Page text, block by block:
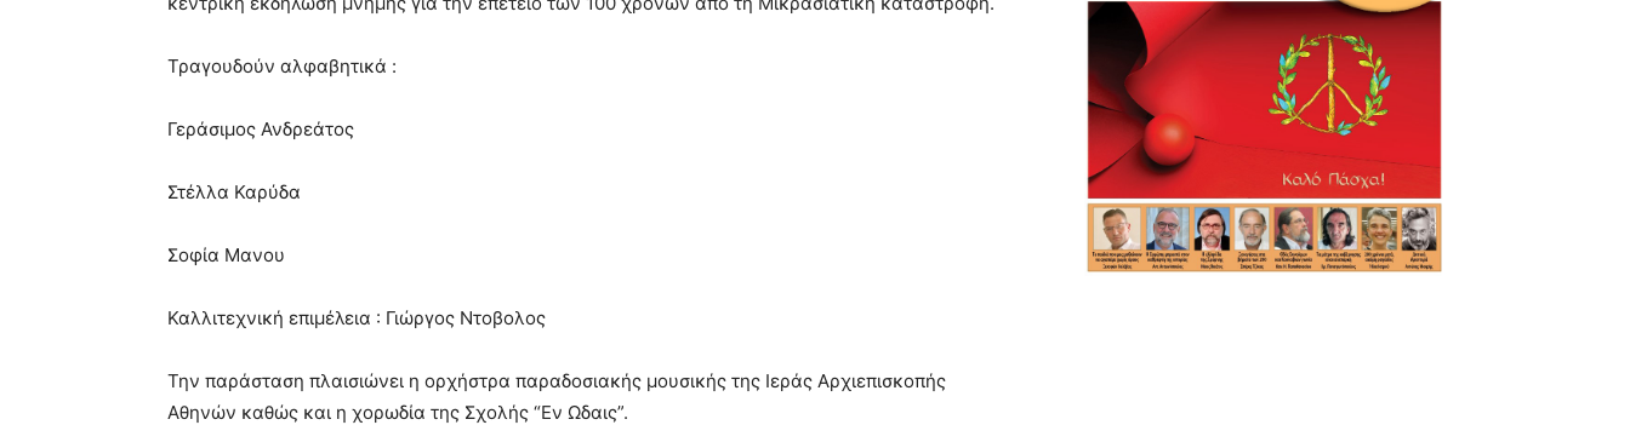
very
cam
brandi
teaches
meaning
pain.
hd
porn
Τραγουδούν αλφαβητικά :
Γεράσιμος Ανδρεάτος
Στέλλα Καρύδα
Σοφία Μανου
Καλλιτεχνική επιμέλεια : Γιώργος Ντοβολος
Την παράσταση πλαισιώνει η ορχήστρα παραδοσιακής μουσικής της Ιεράς Αρχιεπισκοπής
Αθηνών καθώς και η χορωδία της Σχολής “Εν Ωδαις”.